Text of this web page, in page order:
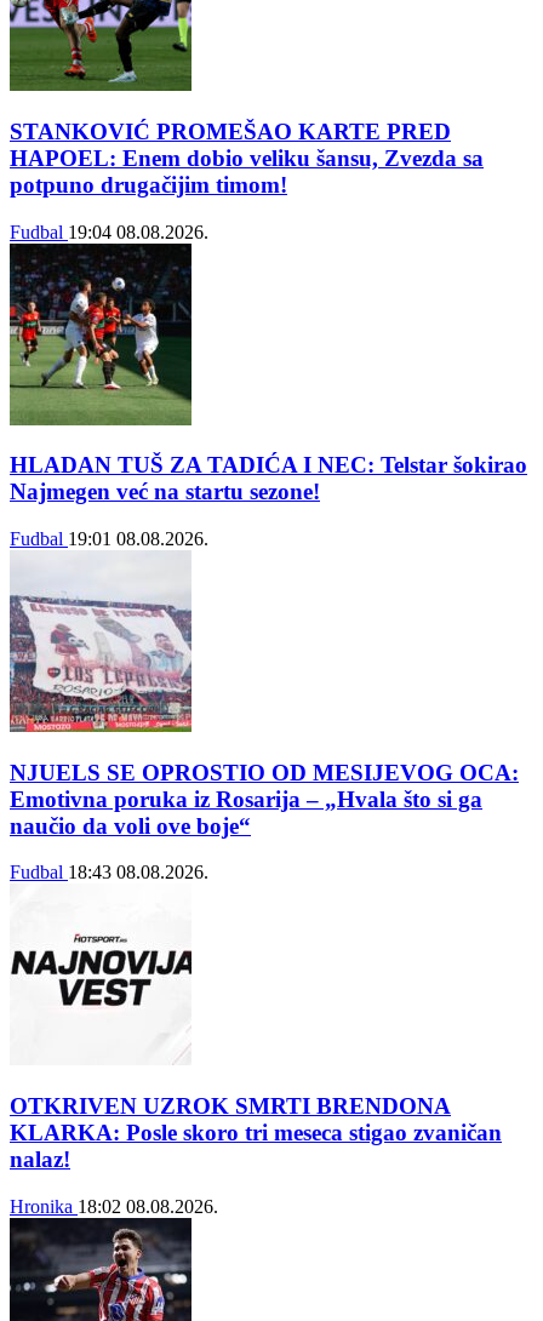
STANKOVIĆ PROMEŠAO KARTE PRED
HAPOEL: Enem dobio veliku šansu, Zvezda sa
potpuno drugačijim timom!
Fudbal 19:04 08.08.2026.
HLADAN TUŠ ZA TADIĆA I NEC: Telstar šokirao
Najmegen već na startu sezone!
Fudbal 19:01 08.08.2026.
NJUELS SE OPROSTIO OD MESIJEVOG OCA:
Emotivna poruka iz Rosarija – „Hvala što si ga
naučio da voli ove boje“
Fudbal 18:43 08.08.2026.
OTKRIVEN UZROK SMRTI BRENDONA
KLARKA: Posle skoro tri meseca stigao zvaničan
nalaz!
Hronika 18:02 08.08.2026.